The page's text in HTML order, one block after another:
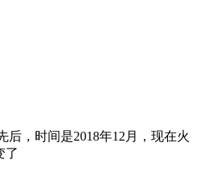
后，时间是2018年12月，现在火
了